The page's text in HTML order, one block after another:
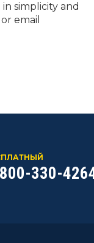
simplicity and
or email
330-